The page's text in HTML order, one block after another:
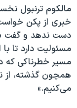
صفحه‌های ویژه
سفر پرزیدنت
مالکوم ترنبول
خبری از پکن
دست ندهد و گفت
مسئولیت دارد تا
مسیر خطرناکی که
همچون گذشته، از
می‌کنیم.»